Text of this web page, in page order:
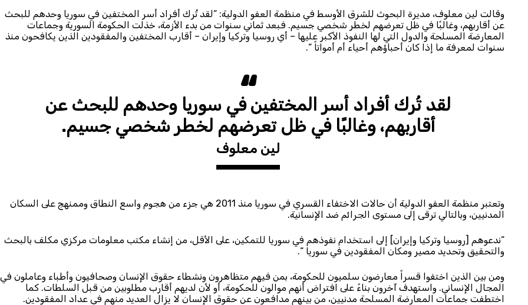
وقالت لين معلوف، مديرة البحوث للشرق الأوسط في منظمة العفو الدولية: “لقد تُرك أفراد أسر المختفين في سوريا وحدهم للبحث
عن أقاربهم، وغالبًا في ظل تعرضهم لخطر شخصي جسيم. فبعد ثماني سنوات من بدء الأزمة، خذلت الحكومة السورية وجماعات
المعارضة المسلحة والدول التي لها النفوذ الأكبر عليها – أي روسيا وتركيا وإيران – أقارب المختفين والمفقودين الذين يكافحون منذ
سنوات لمعرفة ما إذا كان أحباؤهم أحياء أم أمواتاً “.
لقد تُرك أفراد أسر المختفين في سوريا وحدهم للبحث عن
أقاربهم، وغالبًا في ظل تعرضهم لخطر شخصي جسيم.
لين معلوف
وتعتبر منظمة العفو الدولية أن حالات الاختفاء القسري في سوريا منذ 2011 هي جزء من هجوم واسع النطاق وممنهج على السكان
المدنيين، وبالتالي ترقى إلى مستوى الجرائم ضد الإنسانية.
“ندعوهم [روسيا وتركيا وإيران] إلى استخدام نفوذهم في سوريا للتمكين، على الأقل، من إنشاء مكتب معلومات مركزي مكلف بالبحث
والتحقيق وتحديد مصير ومكان المفقودين في سوريا “.
ومن بين الذين اختفوا قسراً معارضون سلميون للحكومة، بمن فيهم متظاهرون ونشطاء حقوق الإنسان وصحافيون وأطباء وعاملون في
المجال الإنساني. واستهدف آخرون بناءً على افتراض أنهم موالون للحكومة، أو لأن لديهم أقارب مطلوبين من قبل السلطات. كما
اختطفت جماعات المعارضة المسلحة مدنيين، من بينهم مدافعون عن حقوق الإنسان لا يزال العديد منهم في عداد المفقودين.